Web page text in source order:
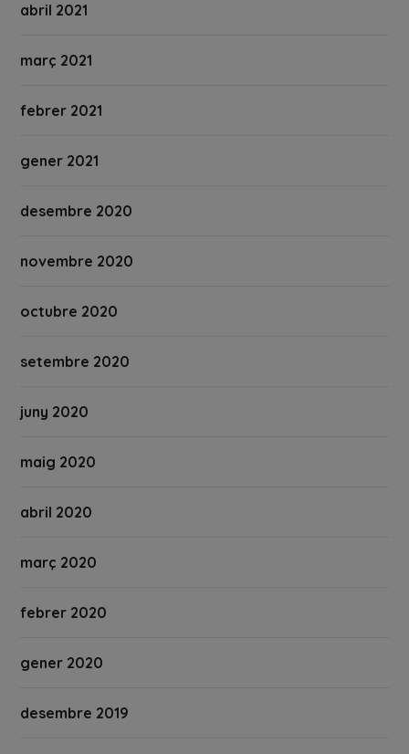
abril 2021
març 2021
febrer 2021
gener 2021
desembre 2020
novembre 2020
octubre 2020
setembre 2020
juny 2020
maig 2020
abril 2020
març 2020
febrer 2020
gener 2020
desembre 2019